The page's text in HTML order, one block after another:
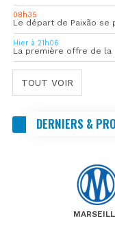
08h35
Le départ de Paixão se
Hier à 21h06
TOUT VOIR
DERNIERS &